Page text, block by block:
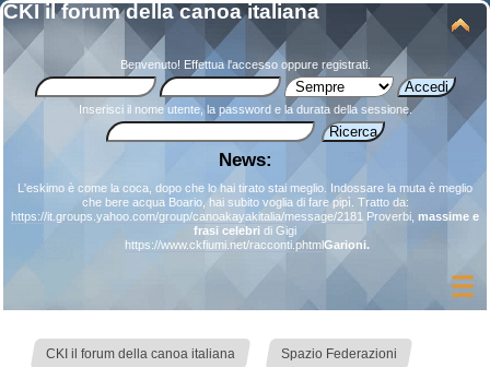
CKI il forum della canoa italiana
Benvenuto! Effettua l'accessooppure registrati.
Inserisci il nome utente, la password e la durata della sessione.
News:
L'eskimo è come la coca, dopo che lo hai tirato stai meglio. Indossare la muta è meglio
che bere acqua Boario, hai subito voglia di fare pipì. Tratto da:
https://it.groups.yahoo.com/group/canoakayakitalia/message/2181 Proverbi, massime e
frasi celebri di Gigi
https://www.ckfiumi.net/racconti.phtmlGarioni.
CKI il forum della canoa italiana Spazio Federazioni